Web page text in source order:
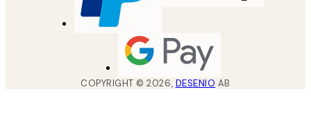
COPYRIGHT ©2026, DESENIO AB